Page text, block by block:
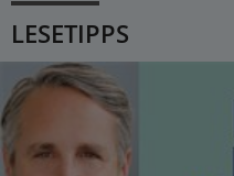
LESETIPPS